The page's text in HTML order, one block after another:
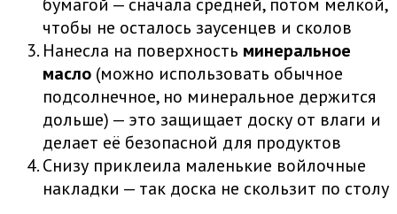
чтобы не осталось заусенцев и сколов
Нанесла на поверхность минеральное
масло (можно использовать обычное
подсолнечное, но минеральное держится
дольше) — это защищает доску от влаги и
делает её безопасной для продуктов
Снизу приклеила маленькие войлочные
накладки — так доска не скользит по столу